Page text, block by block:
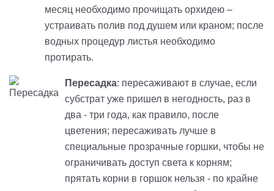
месяц необходимо прочищать орхидею –
устраивать полив под душем или краном; после
водных процедур листья необходимо
протирать.
Пересадка: пересаживают в случае, если
субстрат уже пришел в негодность, раз в
два - три года, как правило, после
цветения; пересаживать лучше в
специальные прозрачные горшки, чтобы не
ограничивать доступ света к корням;
прятать корни в горшок нельзя - по крайне